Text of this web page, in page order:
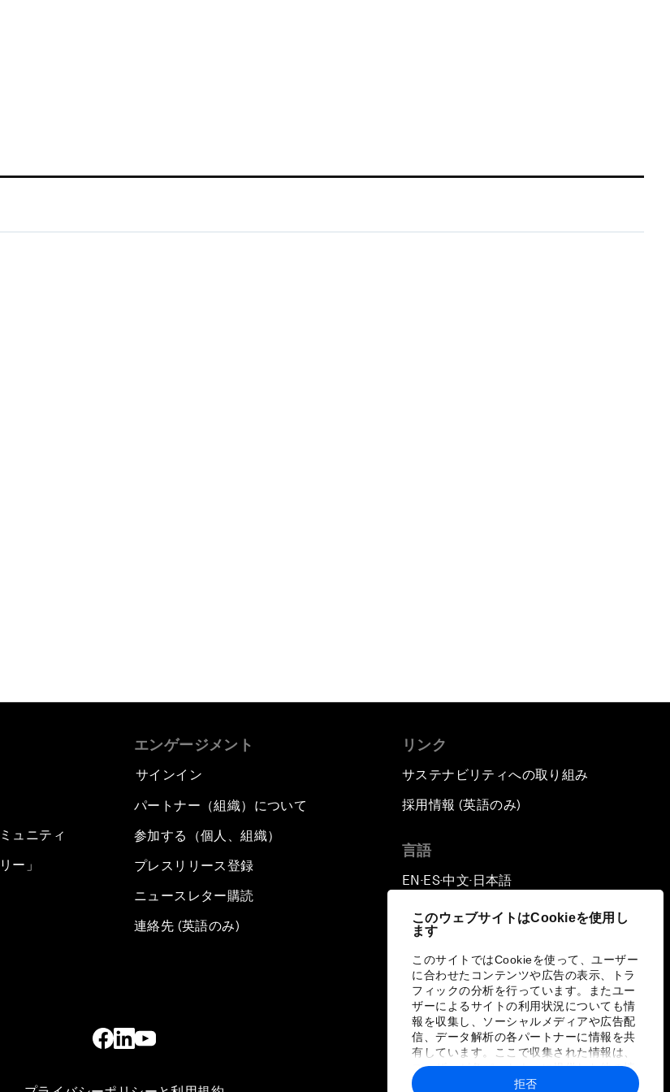
このウェブサイトはCookieを使用し
ます
このサイトではCookieを使って、ユーザー
に合わせたコンテンツや広告の表示、トラ
フィックの分析を行っています。またユー
ザーによるサイトの利用状況についても情
報を収集し、ソーシャルメディアや広告配
信、データ解析の各パートナーに情報を共
有しています。ここで収集された情報は、
ユーザーが各パートナーに提供した他の情
報や各パートナーのサービスを使用した際
拒否
ュニティ
ー」
エンゲージメント
サインイン
パートナー（組織）について
参加する（個人、組織）
プレスリリース登録
ニュースレター購読
連絡先 (英語のみ)
リンク
サステナビリティへの取り組み
採用情報 (英語のみ)
言語
EN ▪ ES▪中文▪ 日本語